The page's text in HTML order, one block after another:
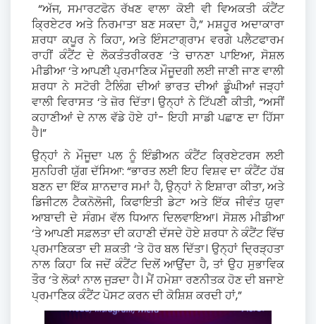
“ਅੱਜ, ਸਮਾਰਟਫੋਨ ਰੱਖਣ ਵਾਲਾ ਕੋਈ ਵੀ ਵਿਅਕਤੀ ਕੰਟੈਂਟ
ਕ੍ਰਿਏਟਰ ਅਤੇ ਨਿਰਮਾਤਾ ਬਣ ਸਕਦਾ ਹੈ,” ਮਸ਼ਹੂਰ ਅਦਾਕਾਰਾ
ਸ਼ਰਧਾ ਕਪੂਰ ਨੇ ਕਿਹਾ, ਅਤੇ ਇੰਸਟਾਗ੍ਰਾਮ ਵਰਗੇ ਪਲੈਟਫਾਰਮ
ਰਾਹੀਂ ਕੰਟੈਂਟ ਦੇ ਲੋਕਤੰਤਰੀਕਰਣ ‘ਤੇ ਚਾਨਣਾ ਪਾਇਆ, ਸੋਸ਼ਲ
ਮੀਡੀਆ ‘ਤੇ ਆਪਣੀ ਪ੍ਰਮਾਣਿਕ ਮੌਜੂਦਗੀ ਲਈ ਜਾਣੀ ਜਾਣ ਵਾਲੀ
ਸ਼ਰਧਾ ਨੇ ਸਟੋਰੀ ਟੈਲਿੰਗ ਦੀਆਂ ਭਾਰਤ ਦੀਆਂ ਡੂੰਘੀਆਂ ਜੜ੍ਹਾਂ
ਵਾਲੀ ਵਿਰਾਸਤ ‘ਤੇ ਜ਼ੋਰ ਦਿੱਤਾ। ਉਨ੍ਹਾਂ ਨੇ ਟਿੱਪਣੀ ਕੀਤੀ, “ਅਸੀਂ
ਕਹਾਣੀਆਂ ਦੇ ਨਾਲ ਵੱਡੇ ਹੋਏ ਹਾਂ- ਇਹੀ ਸਾਡੀ ਪਛਾਣ ਦਾ ਹਿੱਸਾ
ਹੈ।”
ਉਨ੍ਹਾਂ ਨੇ ਮੌਜੂਦਾ ਪਲ ਨੂੰ ਇੰਡੀਅਨ ਕੰਟੈਂਟ ਕ੍ਰਿਏਟਰਸ ਲਈ
ਸੁਨਹਿਰੀ ਯੁੱਗ ਦੱਸਿਆ: “ਭਾਰਤ ਲਈ ਇਹ ਵਿਸ਼ਵ ਦਾ ਕੰਟੈਂਟ ਹੱਬ
ਬਣਨ ਦਾ ਇੱਕ ਸ਼ਾਨਦਾਰ ਸਮਾਂ ਹੈ, ਉਨ੍ਹਾਂ ਨੇ ਇਸ਼ਾਰਾ ਕੀਤਾ, ਅਤੇ
ਡਿਜੀਟਲ ਟੈਕਨੋਲੋਜੀ, ਕਿਫਾਇਤੀ ਡੇਟਾ ਅਤੇ ਇੱਕ ਜੀਵੰਤ ਯੁਵਾ
ਆਬਾਦੀ ਦੇ ਸੰਗਮ ਵੱਲ ਧਿਆਨ ਦਿਲਵਾਇਆ। ਸੋਸ਼ਲ ਮੀਡੀਆ
‘ਤੇ ਆਪਣੀ ਸਫ਼ਲਤਾ ਦੀ ਕਹਾਣੀ ਦੱਸਦੇ ਹੋਏ ਸ਼ਰਧਾ ਨੇ ਕੰਟੈਂਟ ਵਿੱਚ
ਪ੍ਰਮਾਣਿਕਤਾ ਦੀ ਸ਼ਕਤੀ ‘ਤੇ ਹੋਰ ਬਲ ਦਿੱਤਾ। ਉਨ੍ਹਾਂ ਦ੍ਰਿੜ੍ਹਤਾ
ਨਾਲ ਕਿਹਾ ਕਿ ਜਦੋਂ ਕੰਟੈਂਟ ਦਿਲੋਂ ਆਉਂਦਾ ਹੈ, ਤਾਂ ਉਹ ਸੁਭਾਵਿਕ
ਤੌਰ ‘ਤੇ ਲੋਕਾਂ ਨਾਲ ਜੁੜਦਾ ਹੈ। ਮੈਂ ਹਮੇਸ਼ਾ ਰਣਨੀਤਕ ਹੋਣ ਦੀ ਬਜਾਏ
ਪ੍ਰਮਾਣਿਕ ਕੰਟੈਂਟ ਪੋਸਟ ਕਰਨ ਦੀ ਕੋਸ਼ਿਸ਼ ਕਰਦੀ ਹਾਂ,”